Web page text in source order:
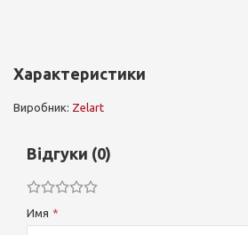
Характеристики
Виробник: Zelart
Відгуки (0)
Имя